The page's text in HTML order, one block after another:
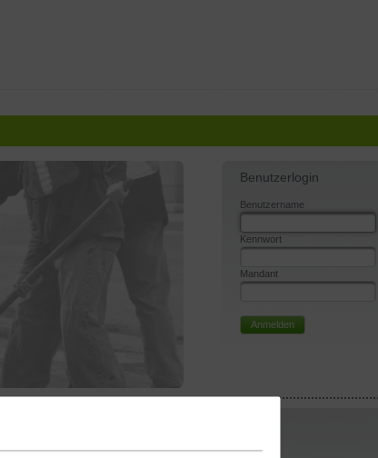
Benutzerlogin
Benutzername
Kennwort
Mandant
Anmelden